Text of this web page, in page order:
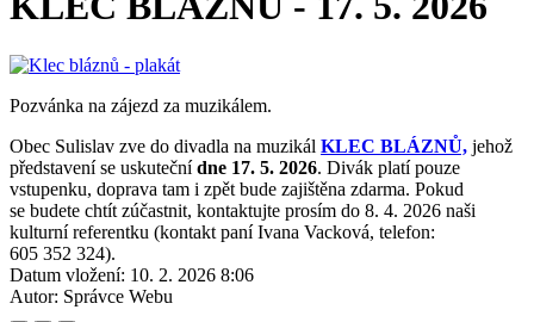
Pozvánka na zájezd za muzikálem.
Obec Sulislav zve do divadla na muzikál KLEC BLÁZNŮ, jehož
představení se uskutečnídne 17. 5. 2026. Divák platí pouze
vstupenku, doprava tam i zpět bude zajištěna zdarma. Pokud
se budete chtít zúčastnit, kontaktujte prosím do 8. 4. 2026 naši
kulturní referentku (kontakt paní Ivana Vacková, telefon:
605 352 324).
Datum vložení: 10. 2. 2026 8:06
Autor: Správce Webu